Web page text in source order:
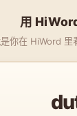
用
你在 HiWord